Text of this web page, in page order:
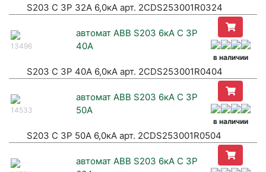
S203 C 3P 32A 6,0кА арт. 2CDS253001R0324
13496
автомат ABB S203 6кА C 3P
40A
в наличии
S203 C 3P 40A 6,0кА арт. 2CDS253001R0404
14533
автомат ABB S203 6кА C 3P
50A
в наличии
S203 C 3P 50A 6,0кА арт. 2CDS253001R0504
автомат ABB S203 6кА C 3P